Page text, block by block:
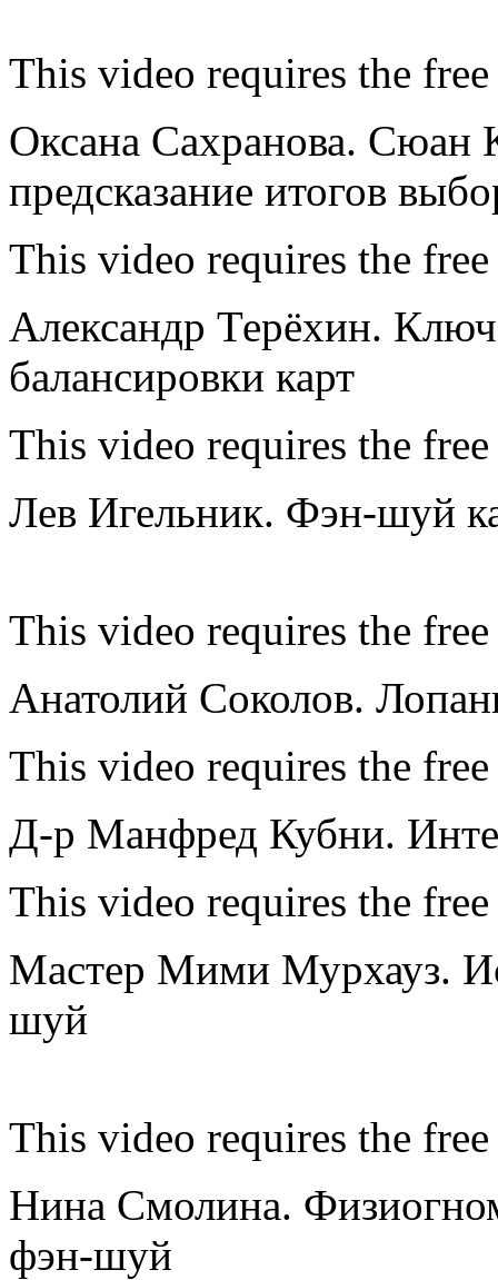
This video requires the
Оксана Сахранова.
предсказание итогов
This video requires the
Александр Терёхин.
балансировки карт
This video requires the
Лев Игельник. Фэн-шуй
This video requires the
Анатолий Соколов.
This video requires the
Д-р Манфред Кубни.
This video requires the
Мастер Мими Мурхауз.
шуй
This video requires the
Нина Смолина.
фэн-шуй